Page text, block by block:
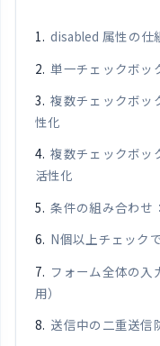
disabled 属性の仕
単一チェックボッ
複数チェックボッ
性化
複数チェックボッ
活性化
条件の組み合わせ
N個以上チェック
フォーム全体の入
用）
送信中の二重送信